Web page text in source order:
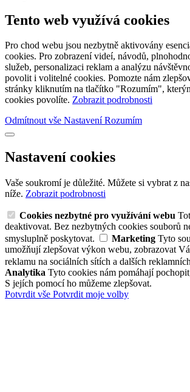
Tento web využívá cookies
Pro chod webu jsou nezbytně aktivovány
cookies. Pro zobrazení videí, návodů,
služeb, personalizaci reklam a analýzu
povolit i volitelné cookies. Pomozte nám
stránky kliknutím na tlačítko "Rozumím",
cookies povolíte. Zobrazit podrobnosti
Odmítnout vše NastaveníRozumím
Nastavení cookies
Vaše soukromí je důležité. Můžete si vybrat z
níže. Zobrazit podrobnosti
Cookies nezbytné pro využívání webu
deaktivovat. Bez nezbytných cookies souborů
smysluplně poskytovat.
Marketing Tyto
umožňují zlepšovat výkon webu, zobrazovat
reklamu na sociálních sítích a dalších
Analytika Tyto cookies nám pomáhají
S jejích pomocí ho můžeme zlepšovat.
Potvrdit vše Potvrdit moje volby